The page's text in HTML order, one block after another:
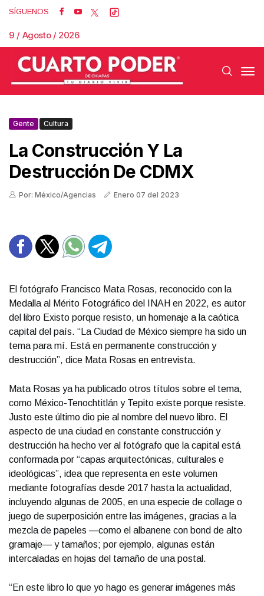
SÍGUENOS
9 / Agosto / 2026
Gente Cultura
La Construcción Y La
Destrucción De CDMX
Por: México/Agencias Enero 07 del 2023
El fotógrafo Francisco Mata Rosas, reconocido con la
Medalla al Mérito Fotográfico del INAH en 2022, es autor
del libro Existo porque resisto, un homenaje a la caótica
capital del país. “La Ciudad de México siempre ha sido un
tema para mí. Está en permanente construcción y
destrucción”, dice Mata Rosas en entrevista.
Mata Rosas ya ha publicado otros títulos sobre el tema,
como México-Tenochtitlán y Tepito existe porque resiste.
Justo este último dio pie al nombre del nuevo libro. El
aspecto de una ciudad en constante construcción y
destrucción ha hecho ver al fotógrafo que la capital está
conformada por “capas arquitectónicas, culturales e
ideológicas”, idea que representa en este volumen
mediante fotografías desde 2017 hasta la actualidad,
incluyendo algunas de 2005, en una especie de collage o
juego de superposición entre las imágenes, gracias a la
mezcla de papeles —como el albanene con bond de alto
gramaje— y tamaños; por ejemplo, algunas están
intercaladas en hojas del tamaño de una postal.
“En este libro lo que yo hago es generar imágenes más